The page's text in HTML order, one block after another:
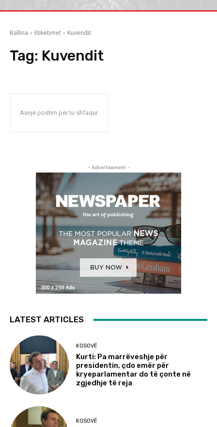
Ballina Etiketimet Kuvendit
Tag: Kuvendit
Asnjë postim për tu shfaqur
- Advertisement -
LATEST ARTICLES
KOSOVË
Kurti: Pa marrëveshje për
presidentin, çdo emër për
kryeparlamentar do të çonte në
zgjedhje të reja
KOSOVË